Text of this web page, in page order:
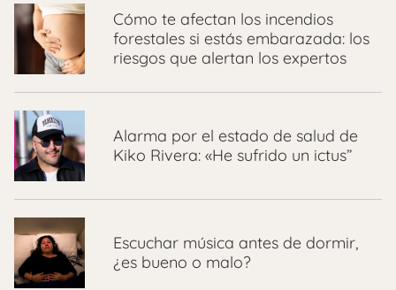
Cómo te afectan los incendios
forestales si estás embarazada: los
riesgos que alertan los expertos
Alarma por el estado de salud de
Kiko Rivera: «He sufrido un ictus”
Escuchar música antes de dormir,
¿es bueno o malo?